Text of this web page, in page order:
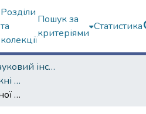
Розділи
та
колекції
Пошук за
критеріями
Статистика
Навчально-науковий інститут «Українська інженерно-педагогічна академія»
Кваліфікаційні випускні роботи бакалаврів. Навчально-науковий інститут «Українська інженерно-педагогічна академія»
Формування навчальної мотивації молодших школярів засобами гри у позаурочній діяльності